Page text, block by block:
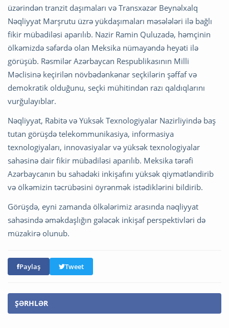
üzərindən tranzit daşımaları və Transxəzər Beynəlxalq
Nəqliyyat Marşrutu üzrə yükdaşımaları məsələləri ilə bağlı
fikir mübadiləsi aparılıb. Nazir Ramin Quluzadə, həmçinin
ölkəmizdə səfərdə olan Meksika nümayəndə heyəti ilə
görüşüb. Rəsmilər Azərbaycan Respublikasının Milli
Məclisinə keçirilən növbədənkənar seçkilərin şəffaf və
demokratik olduğunu, seçki mühitindən razı qaldıqlarını
vurğulayıblar.
Nəqliyyat, Rabitə və Yüksək Texnologiyalar Nazirliyində baş
tutan görüşdə telekommunikasiya, informasiya
texnologiyaları, innovasiyalar və yüksək texnologiyalar
sahəsinə dair fikir mübadiləsi aparılıb. Meksika tərəfi
Azərbaycanın bu sahədəki inkişafını yüksək qiymətləndirib
və ölkəmizin təcrübəsini öyrənmək istədiklərini bildirib.
Görüşdə, eyni zamanda ölkələrimiz arasında nəqliyyat
sahəsində əməkdaşlığın gələcək inkişaf perspektivləri də
müzakirə olunub.
Paylaş Tweet
ŞƏRHLƏR